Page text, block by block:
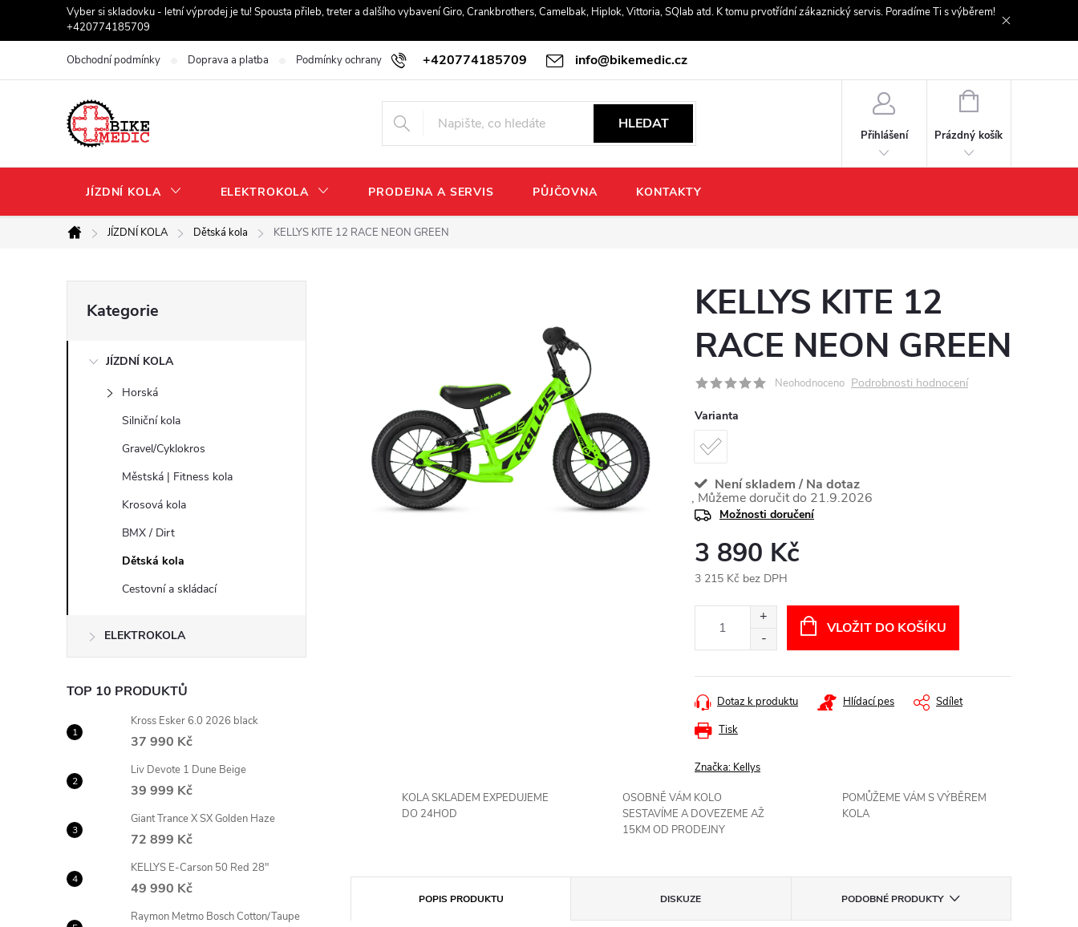
Vyber si skladovku - letní výprodej je tu! Spousta přileb, treter a dalšího vybavení Giro, Crankbrothers, Camelbak, Hiplok, Vittoria, SQlab atd. K tomu prvotřídní zákaznický servis. Poradíme Ti s výběrem!
+420774185709
+420774185709 info@bikemedic.cz
Obchodní podmínky Doprava a platba Podmínky ochrany osobních údajů
HLEDAT
Přihlášení
NÁKUPNÍ
Prázdný košík
JÍZDNÍ KOLA ELEKTROKOLA PRODEJNA A SERVIS PŮJČOVNA KONTAKTY
Domů
JÍZDNÍ KOLA Dětská kola KELLYS KITE 12 RACE NEON GREEN
o
í
p
a
n
e
l
kategorie
Kategorie
JÍZDNÍ KOLA
Horská
Silniční kola
Gravel/Cyklokros
Městská | Fitness kola
Krosová kola
BMX / Dirt
Dětská kola
Cestovní a skládací
ELEKTROKOLA
TOP 10 PRODUKTŮ
Kross Esker 6.0 2026 black
37 990 Kč
Liv Devote 1 Dune Beige
39 999 Kč
Giant Trance X SX Golden Haze
72 899 Kč
KELLYS E-Carson 50 Red 28"
49 990 Kč
Raymon Metmo Bosch Cotton/Taupe
KELLYS KITE 12
RACE NEON GREEN
Neohodnoceno Podrobnosti hodnocení
Varianta
Není skladem / Na dotaz
21.9.2026
Možnosti doručení
3 890 Kč
3 215 Kč bez DPH
VLOŽIT DO KOŠÍKU
Tisk
Dotaz k produktu Hlídací pes Sdílet
Značka: Kellys
KOLA SKLADEM EXPEDUJEME
DO 24HOD
OSOBNĚ VÁM KOLO
SESTAVÍME A DOVEZEME AŽ
15KM OD PRODEJNY
POMŮŽEME VÁM S VÝBĚREM
KOLA
POPIS PRODUKTU DISKUZE PODOBNÉ PRODUKTY